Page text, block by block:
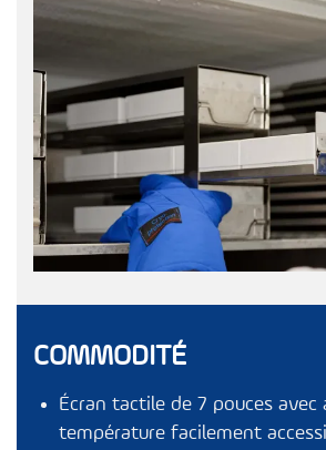
COMMODITÉ
Écran tactile de 7 pouces avec
température facilement